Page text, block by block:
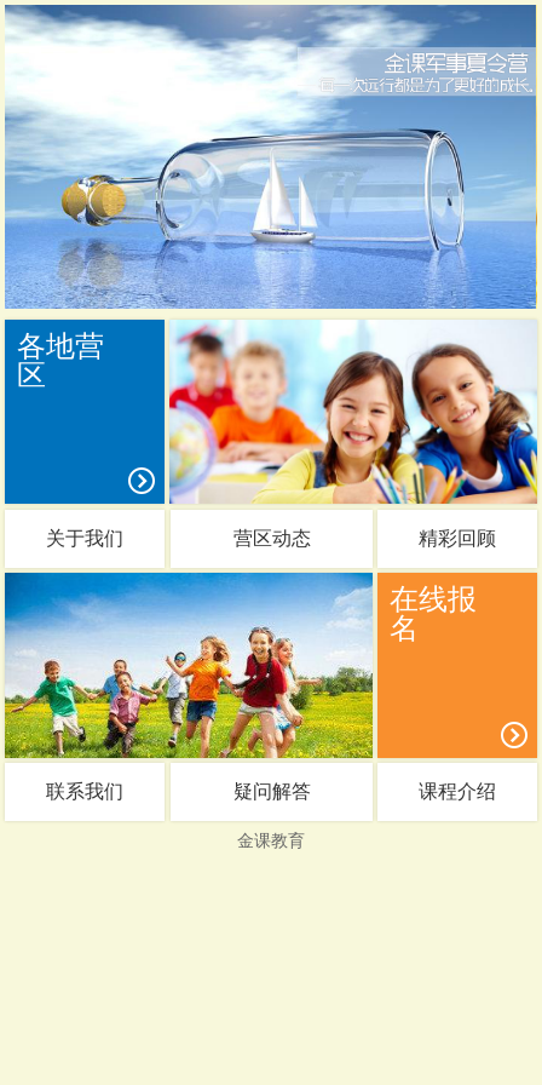
各地营
区
关于我们 营区动态 精彩回顾
在线报
名
联系我们 疑问解答 课程介绍
金课教育